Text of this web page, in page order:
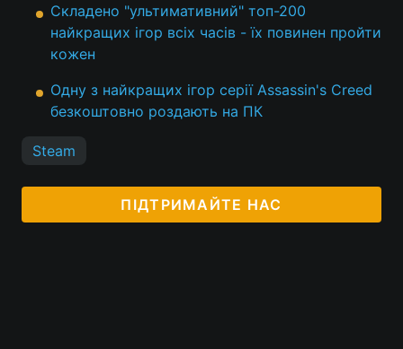
Складено "ультимативний" топ-200
найкращих ігор всіх часів - їх повинен пройти
кожен
Одну з найкращих ігор серії Assassin's Creed
безкоштовно роздають на ПК
Steam
ПІДТРИМАЙТЕ НАС